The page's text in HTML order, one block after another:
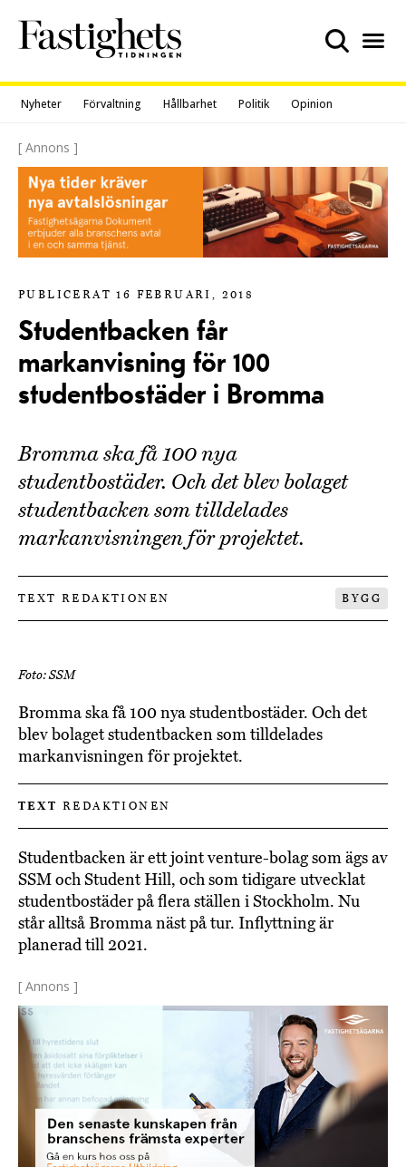
content
Nyheter Förvaltning Hållbarhet Politik Opinion
[ Annons ]
PUBLICERAT 16 FEBRUARI, 2018
Studentbacken får
markanvisning för 100
studentbostäder i Bromma
Bromma ska få 100 nya
studentbostäder. Och det blev bolaget
studentbacken som tilldelades
markanvisningen för projektet.
TEXT REDAKTIONEN BYGG
Foto: SSM
Bromma ska få 100 nya studentbostäder. Och det
blev bolaget studentbacken som tilldelades
markanvisningen för projektet.
TEXT REDAKTIONEN
Studentbacken är ett joint venture-bolag som ägs av
SSM och Student Hill, och som tidigare utvecklat
studentbostäder på flera ställen i Stockholm. Nu
står alltså Bromma näst på tur. Inflyttning är
planerad till 2021.
[ Annons ]